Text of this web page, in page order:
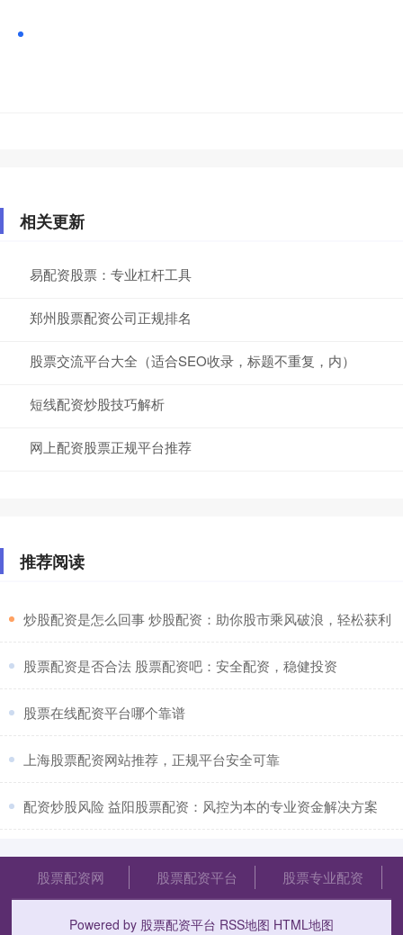
相关更新
易配资股票：专业杠杆工具
郑州股票配资公司正规排名
股票交流平台大全（适合SEO收录，标题不重复，内）
短线配资炒股技巧解析
网上配资股票正规平台推荐
推荐阅读
​炒股配资是怎么回事 炒股配资：助你股市乘风破浪，轻松获利
​股票配资是否合法 股票配资吧：安全配资，稳健投资
​股票在线配资平台哪个靠谱
​上海股票配资网站推荐，正规平台安全可靠
​配资炒股风险 益阳股票配资：风控为本的专业资金解决方案
股票配资网 股票配资平台 股票专业配资
Powered by 股票配资平台 RSS地图 HTML地图